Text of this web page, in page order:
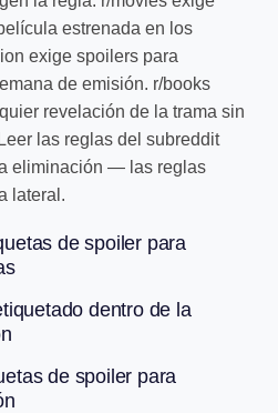
estrenada en los
exige spoilers para
de emisión. r/books
revelación de la trama sin
las reglas del subreddit
eliminación — las reglas
lateral.
de spoiler para
dentro de la
de spoiler para